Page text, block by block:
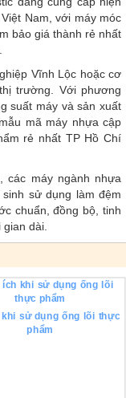
Nam, với máy móc
bảo giá thành rẻ nhất
Vĩnh Lộc hoặc cơ
trường. Với phương
suất máy và sản xuất
mã máy nhựa cập
rẻ nhất TP Hồ Chí
các máy ngành nhựa
sử dụng làm đệm
chuẩn, đồng bộ, tinh
gian dài.
khi sử dụng ống lõi thực
phẩm